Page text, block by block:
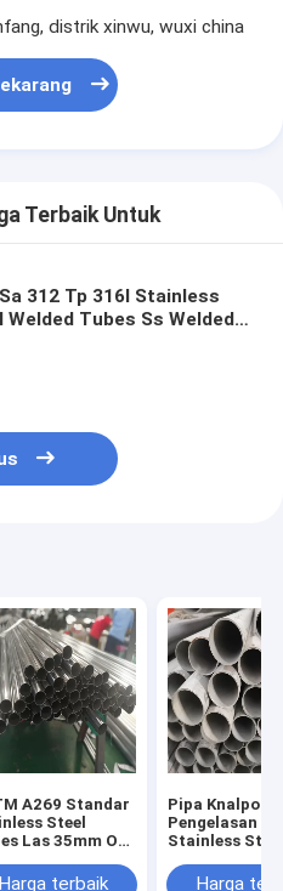
distrik xinwu, wuxi china
Terbaik Untuk
312 Tp 316l Stainless
Welded Tubes Ss Welded
A269 Standar
Steel
Las 35mm OD
Harga terbaik
Pipa Knalpot
Pengelasan
Stainless
A312 Tp321
Harga